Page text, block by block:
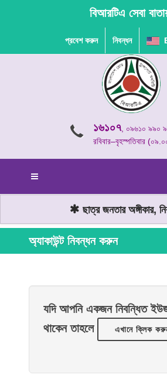
বিআরটিএ সেবা
প্রবেশ করুন নিবন্ধন
১৬১০৭, ০৯৬১০ ৯৯০
রবিবার–বৃহস্পতিবার
ছাত্র জনতার অঙ্গীকার,
অ্যাকাউন্ট নিবন্ধন করুন
যদি আপনি একজন নিবন্ধিত
থাকেন তাহলে
এখানে ক্লিক